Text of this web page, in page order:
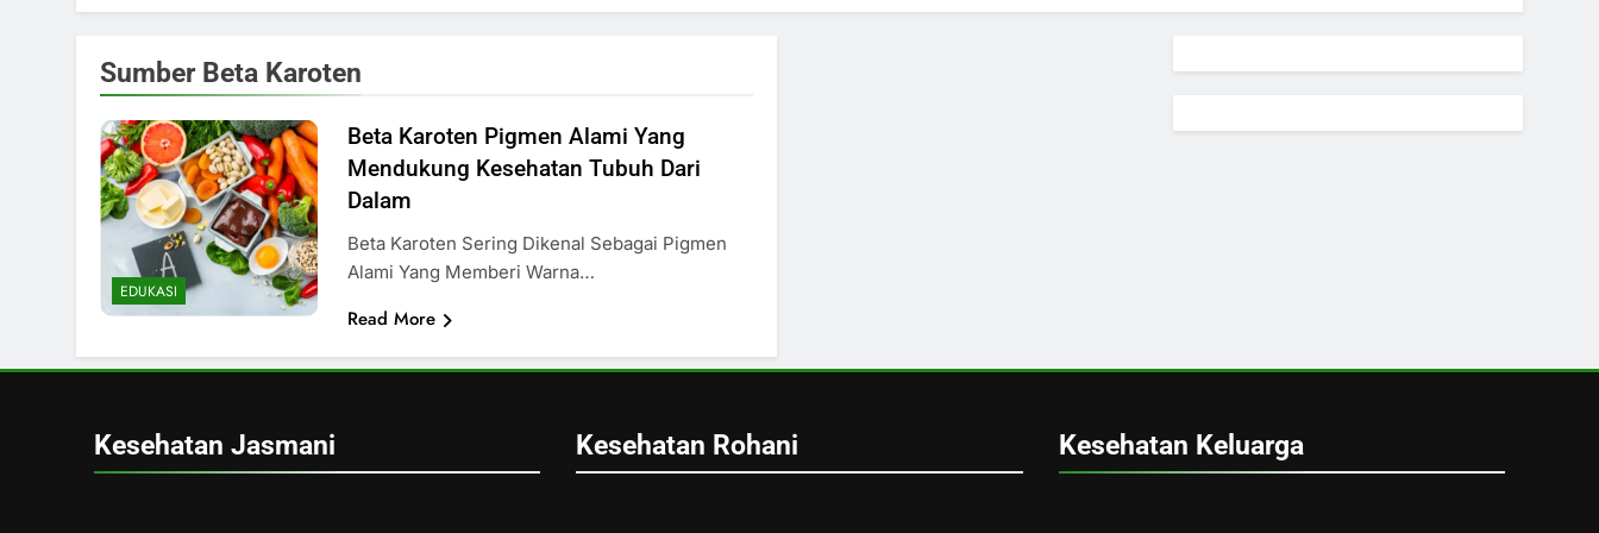
Sumber Beta Karoten
EDUKASI
Beta Karoten Pigmen Alami Yang
Mendukung Kesehatan Tubuh Dari
Dalam
Beta Karoten Sering Dikenal Sebagai Pigmen
Alami Yang Memberi Warna…
Read More
Kesehatan Jasmani Kesehatan Rohani Kesehatan Keluarga